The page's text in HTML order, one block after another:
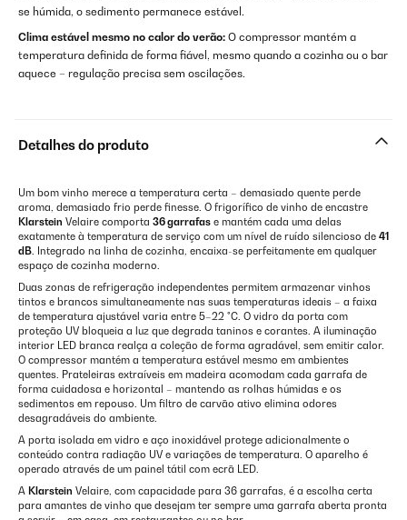
se húmida, o sedimento permanece estável.
Clima estável mesmo no calor do verão: O compressor mantém a
temperatura definida de forma fiável, mesmo quando a cozinha ou o bar
aquece – regulação precisa sem oscilações.
Detalhes do produto
Um bom vinho merece a temperatura certa – demasiado quente perde
aroma, demasiado frio perde finesse. O frigorífico de vinho de encastre
Klarstein Velaire comporta 36 garrafas e mantém cada uma delas
exatamente à temperatura de serviço com um nível de ruído silencioso de 41
dB. Integrado na linha de cozinha, encaixa-se perfeitamente em qualquer
espaço de cozinha moderno.
Duas zonas de refrigeração independentes permitem armazenar vinhos
tintos e brancos simultaneamente nas suas temperaturas ideais – a faixa
de temperatura ajustável varia entre 5–22 °C. O vidro da porta com
proteção UV bloqueia a luz que degrada taninos e corantes. A iluminação
interior LED branca realça a coleção de forma agradável, sem emitir calor.
O compressor mantém a temperatura estável mesmo em ambientes
quentes. Prateleiras extraíveis em madeira acomodam cada garrafa de
forma cuidadosa e horizontal – mantendo as rolhas húmidas e os
sedimentos em repouso. Um filtro de carvão ativo elimina odores
desagradáveis do ambiente.
A porta isolada em vidro e aço inoxidável protege adicionalmente o
conteúdo contra radiação UV e variações de temperatura. O aparelho é
operado através de um painel tátil com ecrã LED.
A Klarstein Velaire, com capacidade para 36 garrafas, é a escolha certa
para amantes de vinho que desejam ter sempre uma garrafa aberta pronta